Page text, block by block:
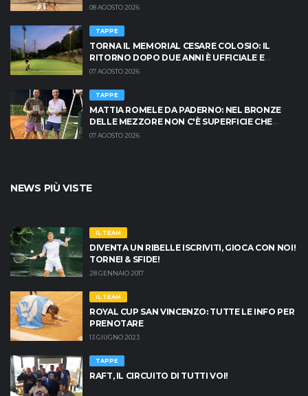
08 AGOSTO 2026
TAPPE
TORNA IL MEMORIAL CESARE COLOSIO: IL
RITORNO DOPO DUE ANNI È UFFICIALE E
BRESCIA È PRONTA AD INFIAMMARSI!
07 AGOSTO 2026
TAPPE
MATTIA ROMELE DA PADERNO: NEL BRONZE
DELLE MEZZORE NON C'È SUPERFICIE CHE
TENGA
07 AGOSTO 2026
NEWS PIÙ VISTE
IL TEAM
DIVENTA UN RIBELLE ISCRIVITI, GIOCA CON NOI!
TORNEI & SFIDE!
28 GENNAIO 2017
IL TEAM
ROYAL CUP SAN VINCENZO: TUTTE LE INFO PER
PRENOTARE
13 GIUGNO 2023
TAPPE
RAFT, IL CIRCUITO DI TUTTI VOI!